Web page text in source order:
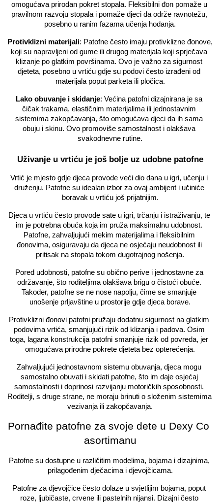
omogućava prirodan pokret stopala. Fleksibilni đon pomaže u
pravilnom razvoju stopala i pomaže djeci da održe ravnotežu,
posebno u ranim fazama učenja hodanja.
Protivklizni materijali: Patofne često imaju protivklizne đonove,
koji su napravljeni od gume ili drugog materijala koji sprječava
klizanje po glatkim površinama. Ovo je važno za sigurnost
djeteta, posebno u vrtiću gdje su podovi često izrađeni od
materijala poput parketa ili pločica.
Lako obuvanje i skidanje: Većina patofni dizajnirana je sa
čičak trakama, elastičnim materijalima ili jednostavnim
sistemima zakopčavanja, što omogućava djeci da ih sama
obuju i skinu. Ovo promoviše samostalnost i olakšava
svakodnevne rutine.
Uživanje u vrtiću je još bolje uz udobne patofne
Vrtić je mjesto gdje djeca provode veći dio dana u igri, učenju i
druženju. Patofne su idealan izbor za ovaj ambijent i učiniće
boravak u vrtiću još prijatnijim.
Djeca u vrtiću često provode sate u igri, trčanju i istraživanju, te
im je potrebna obuća koja im pruža maksimalnu udobnost.
Patofne, zahvaljujući mekim materijalima i fleksibilnim
đonovima, osiguravaju da djeca ne osjećaju neudobnost ili
pritisak na stopala tokom dugotrajnog nošenja.
Pored udobnosti, patofne su obično perive i jednostavne za
održavanje, što roditeljima olakšava brigu o čistoći obuće.
Također, patofne se ne nose napolju, čime se smanjuje
unošenje prljavštine u prostorije gdje djeca borave.
Protivklizni đonovi patofni pružaju dodatnu sigurnost na glatkim
podovima vrtića, smanjujući rizik od klizanja i padova. Osim
toga, lagana konstrukcija patofni smanjuje rizik od povreda, jer
omogućava prirodne pokrete djeteta bez opterećenja.
Zahvaljujući jednostavnom sistemu obuvanja, djeca mogu
samostalno obuvati i skidati patofne, što im daje osjećaj
samostalnosti i doprinosi razvijanju motoričkih sposobnosti.
Roditelji, s druge strane, ne moraju brinuti o složenim sistemima
vezivanja ili zakopčavanja.
Pornađite patofne za svoje dete u Dexy Co
asortimanu
Patofne su dostupne u različitim modelima, bojama i dizajnima,
prilagođenim dječacima i djevojčicama.
Patofne za djevojčice često dolaze u svjetlijim bojama, poput
roze, ljubičaste, crvene ili pastelnih nijansi. Dizajni često